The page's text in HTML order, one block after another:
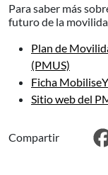
Para saber más
futuro de la
Plan de
(PMUS)
Ficha
Sitio web del
Compartir